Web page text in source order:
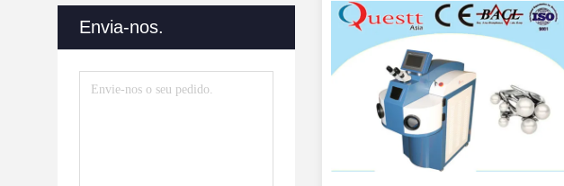
Automatização(19)
Envia-nos.